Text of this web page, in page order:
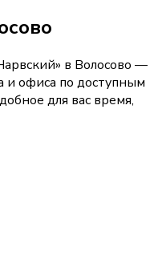
» в Волосово —
и офиса по доступным
для вас время,